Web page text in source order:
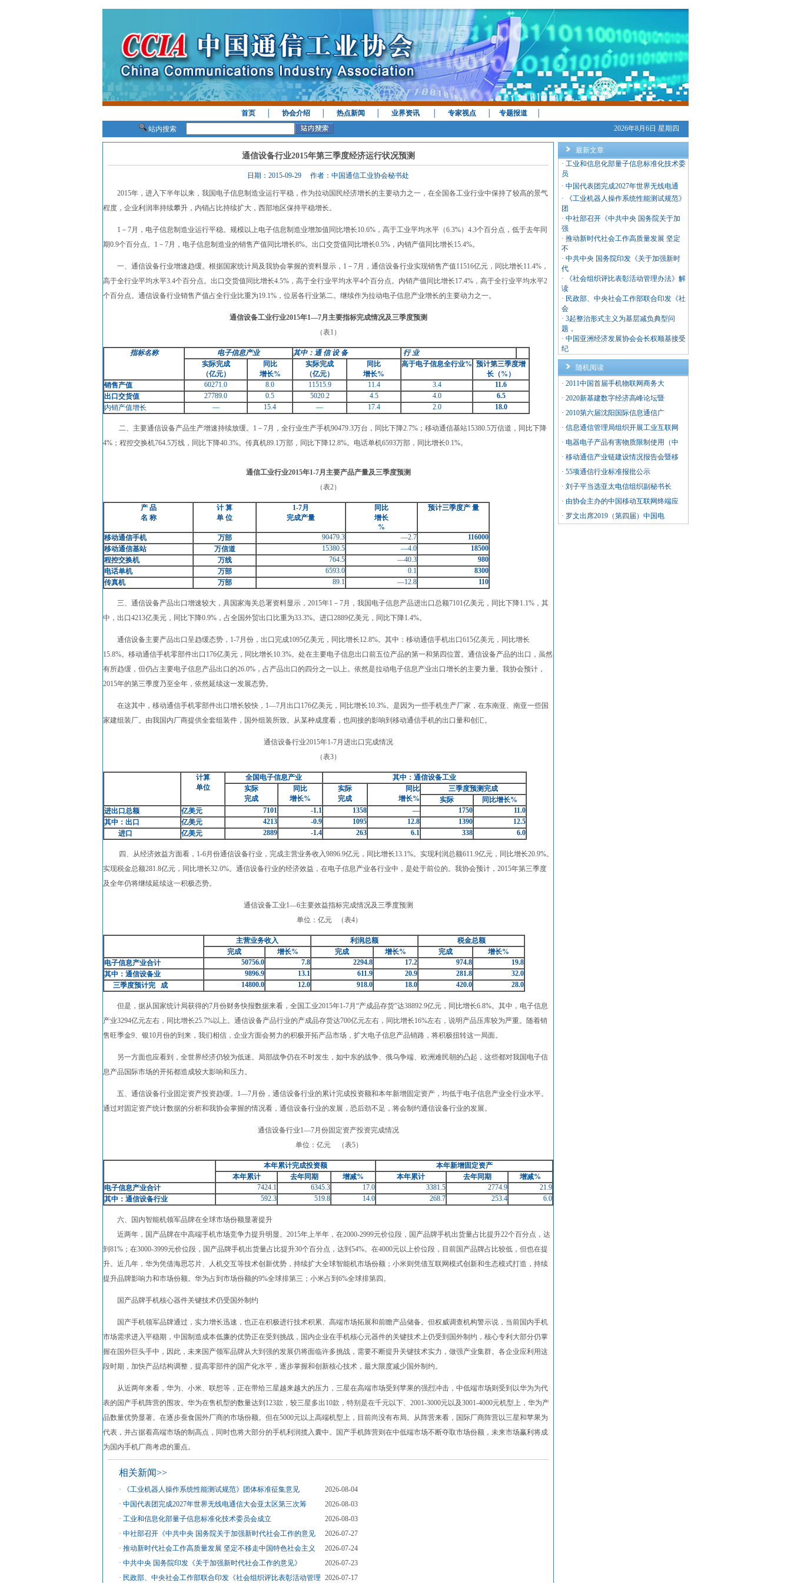
首页│ 协会介绍│ 热点新闻 业界资讯│ 专家视点│ 专题报道│
站内搜索
2026年8月6日 星期四
通信设备行业2015年第三季度经济运行状况预测
日期：2015-09-29 作者：中国通信工业协会秘书处
2015年，进入下半年以来，我国电子信息制造业运行平稳，作为拉动国民经济增长的主要动力之一，在全国各工业行业中保持了较高的景气
程度，企业利润率持续攀升，内销占比持续扩大，西部地区保持平稳增长。
1－7月，电子信息制造业运行平稳。规模以上电子信息制造业增加值同比增长10.6%，高于工业平均水平（6.3%）4.3个百分点，低于去年同
期0.9个百分点。1－7月，电子信息制造业的销售产值同比增长8%。出口交货值同比增长0.5%，内销产值同比增长15.4%。
一、通信设备行业增速趋缓。根据国家统计局及我协会掌握的资料显示，1－7月，通信设备行业实现销售产值11516亿元，同比增长11.4%，
高于全行业平均水平3.4个百分点。出口交货值同比增长4.5%，高于全行业平均水平4个百分点。内销产值同比增长17.4%，高于全行业平均水平2
个百分点。通信设备行业销售产值占全行业比重为19.1%，位居各行业第二。继续作为拉动电子信息产业增长的主要动力之一。
通信设备工业行业2015年1—7月主要指标完成情况及三季度预测
（表1）
指标名称 电子信息产业 其中：通 信 设 备
行 业
实际完成
（亿元）
同比
增长%
实际完成
（亿元）
同比
增长%
高于电子信息全行业% 预计第三季度增
长（%）
销售产值
60271.0 8.0 11515.9 11.4 3.4
11.6
出口交货值
27789.0 0.5 5020.2 4.5 4.0
6.5
内销产值增长
— 15.4 — 17.4 2.0 18.0
二、主要通信设备产品生产增速持续放缓。1－7月，全行业生产手机90479.3万台，同比下降2.7%；移动通信基站15380.5万信道，同比下降
4%；程控交换机764.5万线，同比下降40.3%。传真机89.1万部，同比下降12.8%。电话单机6593万部，同比增长0.1%。
通信工业行业2015年1-7月主要产品产量及三季度预测
（表2）
产品
名 称
计 算
单 位
1-7月
完成产量
同比
增长
%
预计三季度产量
移动通信手机 万部 90479.3 —2.7
116000
移动通信基站
万信道 15380.5 —4.0
18500
程控交换机
万线 764.5 —40.3
980
电话单机
万部 6593.0 0.1
8300
传真机
万部 89.1 —12.8 110
三、通信设备产品出口增速较大，具国家海关总署资料显示，2015年1－7月，我国电子信息产品进出口总额7101亿美元，同比下降1.1%，其
中，出口4213亿美元，同比下降0.9%，占全国外贸出口比重为33.3%。进口2889亿美元，同比下降1.4%。
通信设备主要产品出口呈趋缓态势，1-7月份，出口完成1095亿美元，同比增长12.8%。其中：移动通信手机出口615亿美元，同比增长
15.8%。移动通信手机零部件出口176亿美元，同比增长10.3%。处在主要电子信息出口前五位产品的第一和第四位置。通信设备产品的出口，虽然
有所趋缓，但仍占主要电子信息产品出口的26.0%，占产品出口的四分之一以上。依然是拉动电子信息产业出口增长的主要力量。我协会预计，
2015年的第三季度乃至全年，依然延续这一发展态势。
在这其中，移动通信手机零部件出口增长较快，1—7月出口176亿美元，同比增长10.3%。是因为一些手机生产厂家，在东南亚、南亚一些国
家建组装厂。由我国内厂商提供全套组装件，国外组装所致。从某种成度看，也间接的影响到移动通信手机的出口量和创汇。
通信设备行业2015年1-7月进出口完成情况
（表3）
计算
单位
全国电子信息产业
其中：通信设备工业
实际
完成
同 比
增长%
实际
完成
同 比
增长%
三季度预测完成
实际 同比增长%
进出口总额
亿美元 7101 -1.1 1358 — 1750
11.0
其中：出口
亿美元 4213 -0.9 1095 12.8 1390
12.5
进口
亿美元 2889 -1.4 263 6.1 338 6.0
四、从经济效益方面看，1-6月份通信设备行业，完成主营业务收入9896.9亿元，同比增长13.1%。实现利润总额611.9亿元，同比增长20.9%。
实现税金总额281.8亿元，同比增长32.0%。通信设备行业的经济效益，在电子信息产业各行业中，是处于前位的。我协会预计，2015年第三季度
及全年仍将继续延续这一积极态势。
通信设备工业1—6主要效益指标完成情况及三季度预测
单位：亿元
（表4）
主营业务收入 利润总额
税金总额
完成
增长% 完成 增长% 完成 增长%
电子信息产业合计
50756.0 7.8 2294.8 17.2 974.8
19.8
其中：通信设备业
9896.9 13.1 611.9 20.9 281.8
32.0
三季度预计完
成 14800.0 12.0 918.0 18.0 420.0 28.0
但是，据从国家统计局获得的7月份财务快报数据来看，全国工业2015年1-7月“产成品存货”达38892.9亿元，同比增长6.8%。其中，电子信息
产业3294亿元左右，同比增长25.7%以上。通信设备产品行业的产成品存货达700亿元左右，同比增长16%左右，说明产品压库较为严重。随着销
售旺季金9、银10月份的到来，我们相信，企业方面会努力的积极开拓产品市场，扩大电子信息产品销路，将积极扭转这一局面。
另一方面也应看到，全世界经济仍较为低迷。局部战争仍在不时发生，如中东的战争、俄乌争端、欧洲难民朝的凸起，这些都对我国电子信
息产品国际市场的开拓都造成较大影响和压力。
五、通信设备行业固定资产投资趋缓。1—7月份，通信设备行业的累计完成投资额和本年新增固定资产，均低于电子信息产业全行业水平。
通过对固定资产统计数据的分析和我协会掌握的情况看，通信设备行业的发展，恐后劲不足，将会制约通信设备行业的发展。
通信设备行业1—7月份固定资产投资完成情况
单位：亿元
（表5）
本年累计完成投资额
本年新增固定资产
本年累计
去年同期 增减% 本年累计 去年同期 增减%
电子信息产业合计
7424.1 6345.3 17.0 3381.5 2774.9
21.9
其中：通信设备行业
592.3 519.8 14.0 268.7 253.4 6.0
六、国内智能机领军品牌在全球市场份额显著提升
近两年，国产品牌在中高端手机市场竞争力提升明显。2015年上半年，在2000-2999元价位段，国产品牌手机出货量占比提升22个百分点，达
到81%；在3000-3999元价位段，国产品牌手机出货量占比提升30个百分点，达到54%。在4000元以上价位段，目前国产品牌占比较低，但也在提
升。近几年，华为凭借海思芯片、人机交互等技术创新优势，持续扩大全球智能机市场份额；小米则凭借互联网模式创新和生态模式打造，持续
提升品牌影响力和市场份额。华为占到市场份额的9%全球排第三；小米占到6%全球排第四。
国产品牌手机核心器件关键技术仍受国外制约
国产手机领军品牌通过，实力增长迅速，也正在积极进行技术积累、高端市场拓展和前瞻产品储备。但权威调查机构警示说，当前国内手机
市场需求进入平稳期，中国制造成本低廉的优势正在受到挑战，国内企业在手机核心元器件的关键技术上仍受到国外制约，核心专利大部分仍掌
握在国外巨头手中，因此，未来国产领军品牌从大到强的发展仍将面临许多挑战，需要不断提升关键技术实力，做强产业集群。各企业应利用这
段时期，加快产品结构调整，提高零部件的国产化水平，逐步掌握和创新核心技术，最大限度减少国外制约。
从近两年来看，华为、小米、联想等，正在带给三星越来越大的压力，三星在高端市场受到苹果的强烈冲击，中低端市场则受到以华为为代
表的国产手机阵营的围攻。华为在售机型的数量达到123款，较三星多出10款，特别是在千元以下、2001-3000元以及3001-4000元机型上，华为产
品数量优势显著。在逐步蚕食国外厂商的市场份额。但在5000元以上高端机型上，目前尚没有布局。从阵营来看，国际厂商阵营以三星和苹果为
代表，并占据着高端市场的制高点，同时也将大部分的手机利润揽入囊中。国产手机阵营则在中低端市场不断夺取市场份额，未来市场赢利将成
为国内手机厂商考虑的重点。
相关新闻>>
· 《工业机器人操作系统性能测试规范》团体标准征集意见
2026-08-04
· 中国代表团完成2027年世界无线电通信大会亚太区第三次筹
2026-08-03
· 工业和信息化部量子信息标准化技术委员会成立
2026-08-03
· 中社部召开《中共中央 国务院关于加强新时代社会工作的意见
2026-07-27
· 推动新时代社会工作高质量发展 坚定不移走中国特色社会主义
2026-07-24
· 中共中央 国务院印发《关于加强新时代社会工作的意见》
2026-07-23
· 民政部、中央社会工作部联合印发《社会组织评比表彰活动管理 2026-07-17
最新文章
· 工业和信息化部量子信息标准化技术委
员
· 中国代表团完成2027年世界无线电通
·
《工业机器人操作系统性能测试规范》
团
· 中社部召开《中共中央 国务院关于加
强
· 推动新时代社会工作高质量发展 坚定
不
· 中共中央 国务院印发《关于加强新时
代
·
《社会组织评比表彰活动管理办法》解
读
· 民政部、中央社会工作部联合印发《社
会
· 3起整治形式主义为基层减负典型问
题，
· 中国亚洲经济发展协会会长权顺基接受
纪
随机阅读
· 2011中国首届手机物联网商务大
· 2020新基建数字经济高峰论坛暨
· 2010第六届沈阳国际信息通信广
· 信息通信管理局组织开展工业互联网
· 电器电子产品有害物质限制使用（中
· 移动通信产业链建设情况报告会暨移
· 55项通信行业标准报批公示
· 刘子平当选亚太电信组织副秘书长
· 由协会主办的中国移动互联网终端应
· 罗文出席2019（第四届）中国电